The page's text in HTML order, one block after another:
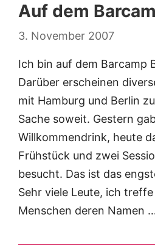
Auf dem
3. November 2007
Ich bin auf dem Barcamp
Darüber erscheinen
mit Hamburg und Berlin
Sache soweit. Gestern
Willkommendrink, heute
Frühstück und zwei
besucht. Das ist das
Sehr viele Leute, ich
Menschen deren Namen